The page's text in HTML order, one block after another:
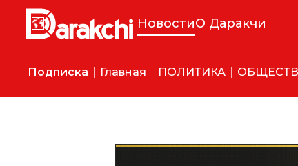
НовостиО Даракчи
Подписка Главная ПОЛИТИКА